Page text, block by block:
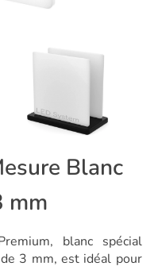
Blanc
mm
blanc spécial
3 mm, est idéal pour